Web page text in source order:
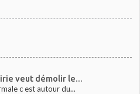
veut démolir le...
c est autour du...